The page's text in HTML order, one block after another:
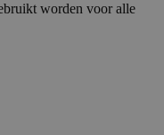
worden voor alle